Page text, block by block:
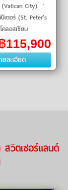
City) ㆍ
เตอร์ (St. Peter's
ลอสเซียม
ㆍ น้ำพุเทรวี (Trevi
นไดสเปน
ㆍ หอ
115,900
ละเอียด
วิตเซอร์แลนด์